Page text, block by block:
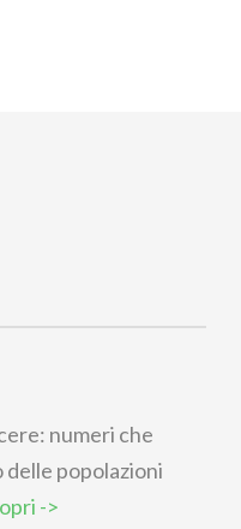
numeri che
popolazioni
->